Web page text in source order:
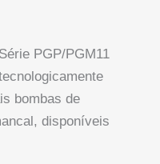
PGP/PGM11
bombas de
disponíveis